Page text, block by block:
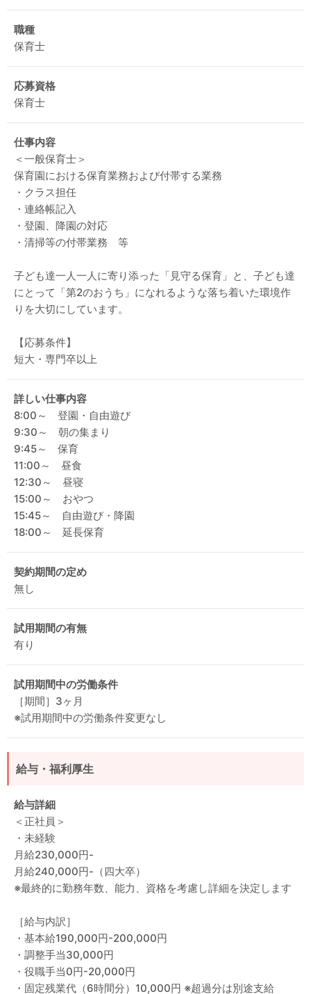
職種
保育士
応募資格
保育士
仕事内容
＜一般保育士＞
保育園における保育業務および付帯する業務
・クラス担任
・連絡帳記入
・登園、降園の対応
・清掃等の付帯業務 等
子ども達一人一人に寄り添った「見守る保育」と、子ども達
にとって「第2のおうち」になれるような落ち着いた環境作
りを大切にしています。
【応募条件】
短大・専門卒以上
詳しい仕事内容
8:00～ 登園・自由遊び
9:30～ 朝の集まり
9:45～ 保育
11:00～ 昼食
12:30～ 昼寝
15:00～ おやつ
15:45～ 自由遊び・降園
18:00～ 延長保育
契約期間の定め
無し
試用期間の有無
有り
試用期間中の労働条件
［期間］3ヶ月
※試用期間中の労働条件変更なし
給与・福利厚生
給与詳細
＜正社員＞
・未経験
月給230,000円-
月給240,000円-（四大卒）
※最終的に勤務年数、能力、資格を考慮し詳細を決定します
［給与内訳］
・基本給190,000円-200,000円
・調整手当30,000円
・役職手当0円-20,000円
・固定残業代（6時間分）10,000円 ※超過分は別途支給